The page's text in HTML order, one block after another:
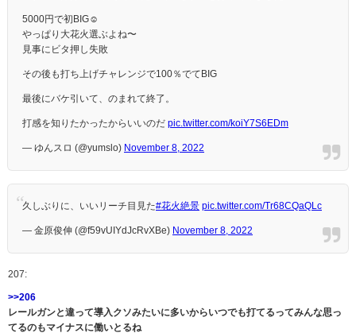
5000円で初BIG☺️
やっぱり大花火選ぶよね〜
見事にビタ押し失敗
その後も打ち上げチャレンジで100％でてBIG
最後にバケ引いて、のまれて終了。
打感を知りたかったからいいのだ pic.twitter.com/koiY7S6EDm
— ゆんスロ (@yumslo) November 8, 2022
久しぶりに、いいリーチ目見た#花火絶景 pic.twitter.com/Tr68CQaQLc
— 金原俊伸 (@f59vUIYdJcRvXBe) November 8, 2022
207:
>>206
レールガンと違って導入クソみたいに多いからいつでも打てるってみんな思っ
てるのもマイナスに働いとるね